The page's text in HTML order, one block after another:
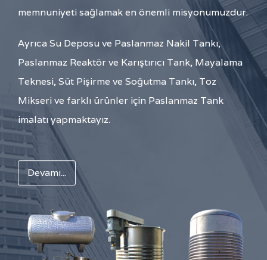
memnuniyeti sağlamak en önemli misyonumuzdur.
Ayrıca Su Deposu ve Paslanmaz Nakil Tankı,
Paslanmaz Reaktör ve Karıştırıcı Tank, Mayalama
Teknesi, Süt Pişirme ve Soğutma Tankı, Toz
Mikseri ve farklı ürünler için Paslanmaz Tank
imalatı yapmaktayız.
Devamı...